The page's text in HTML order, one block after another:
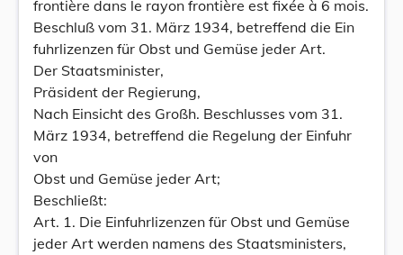
frontière dans le rayon frontière est fixée à 6 mois.
Beschluß vom 31. März 1934, betreffend die Ein
fuhrlizenzen für Obst und Gemüse jeder Art.
Der Staatsminister,
Präsident der Regierung,
Nach Einsicht des Großh. Beschlusses vom 31.
März 1934, betreffend die Regelung der Einfuhr
von
Obst und Gemüse jeder Art;
Beschließt:
Art. 1. Die Einfuhrlizenzen für Obst und Gemüse
jeder Art werden namens des Staatsministers,